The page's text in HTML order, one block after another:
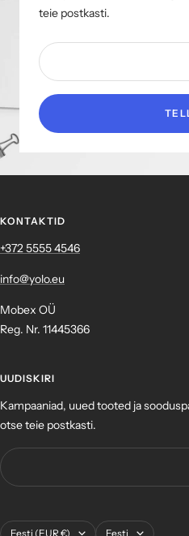
teie postkasti.
KONTAKTID
+372 ‎5555 4546
info@yolo.eu
Mobex OÜ
Reg. Nr. 11445366
UUDISKIRI
Kampaaniad, uued tooted ja
otse teie postkasti.
Asukoht
Eesti (EUR €) KeelEesti